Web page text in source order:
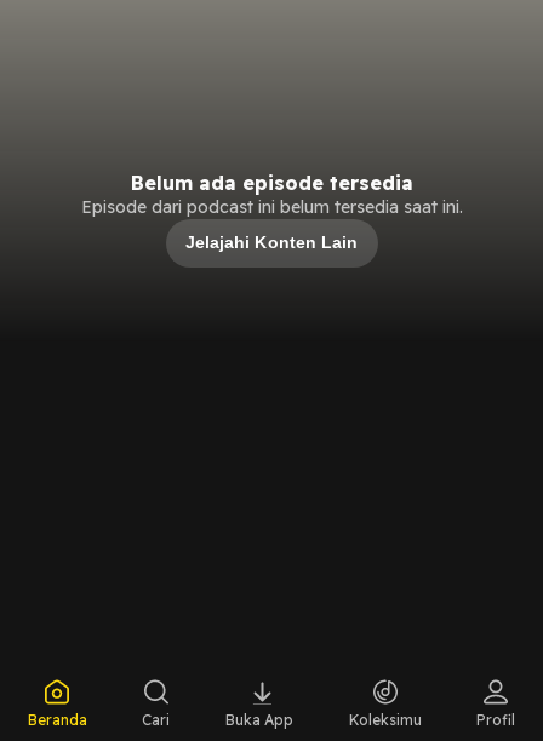
Belum ada episode tersedia
Episode dari podcast ini belum tersedia saat ini.
Jelajahi Konten Lain
Beranda Cari Buka App Koleksimu Profil